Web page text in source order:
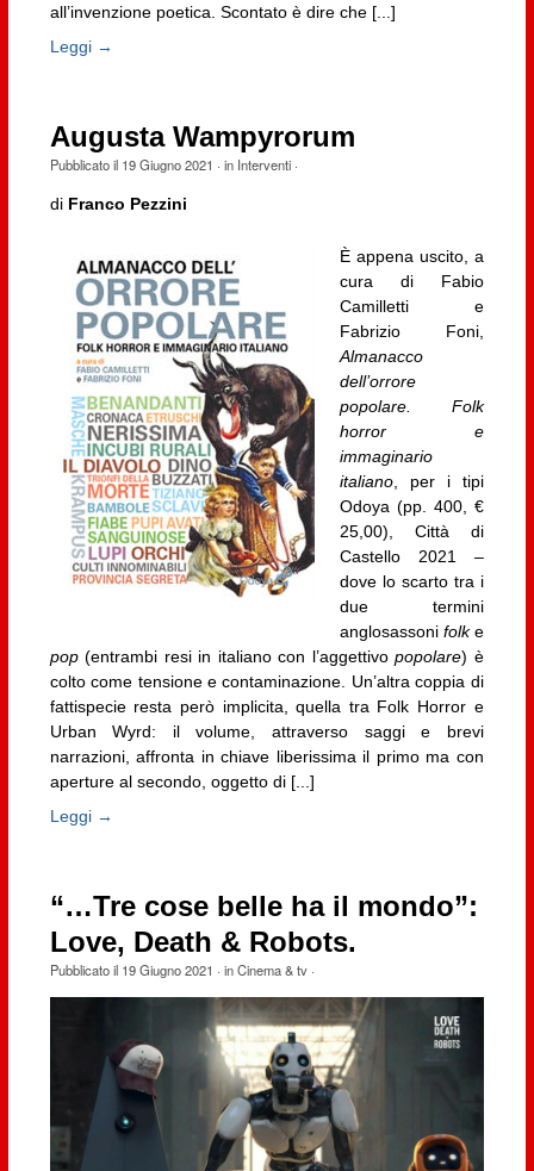
all’invenzione poetica. Scontato è dire che [...]
Leggi →
Augusta Wampyrorum
Pubblicato il 19 Giugno 2021 · in Interventi·
di Franco Pezzini
È appena uscito, a
cura di Fabio
Camilletti e
Fabrizio Foni,
Almanacco
dell’orrore
popolare. Folk
horror e
immaginario
italiano, per i tipi
Odoya (pp. 400, €
25,00), Città di
Castello 2021 –
dove lo scarto tra i
due termini
anglosassoni folke
pop(entrambi resi in italiano con l’aggettivopopolare) è
colto come tensione e contaminazione. Un’altra coppia di
fattispecie resta però implicita, quella tra Folk Horror e
Urban Wyrd: il volume, attraverso saggi e brevi
narrazioni, affronta in chiave liberissima il primo ma con
aperture al secondo, oggetto di [...]
Leggi →
“…Tre cose belle ha il mondo”:
Love, Death & Robots.
Pubblicato il 19 Giugno 2021 · inCinema & tv·